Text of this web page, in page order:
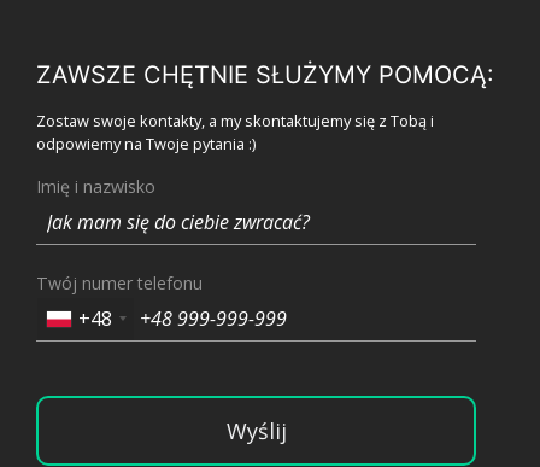
ZAWSZE CHĘTNIE SŁUŻYMY POMOCĄ:
Zostaw swoje kontakty, a my skontaktujemy się z Tobą i
odpowiemy na Twoje pytania :)
Imię i nazwisko
Twój numer telefonu
+48
Wyślij